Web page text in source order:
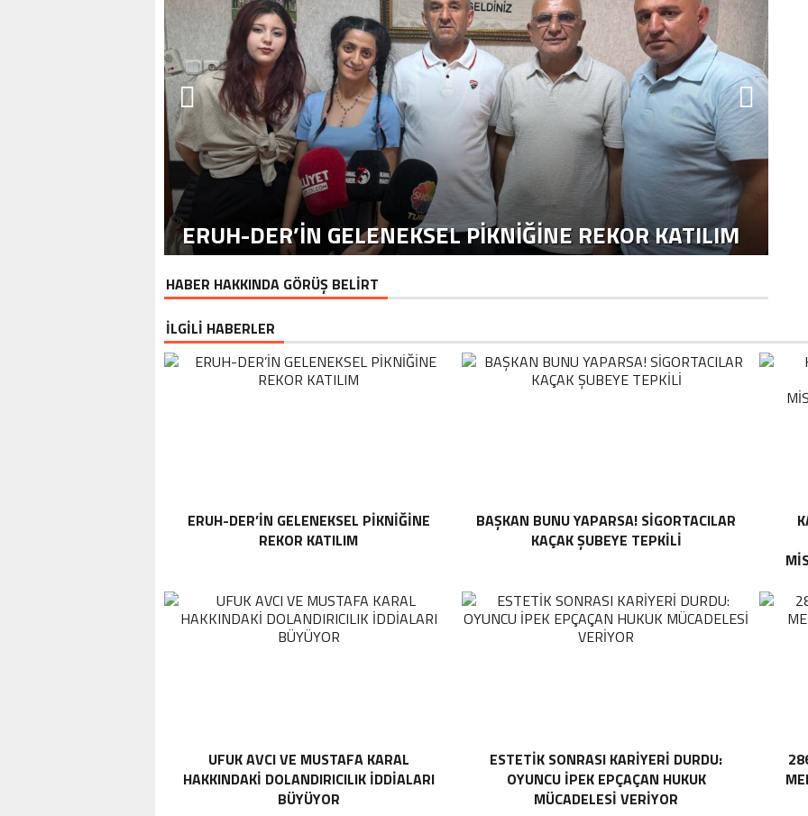
ERUH-DER’IN GELENEKSEL PIKNIĞINE REKOR KATILIM
HABER HAKKINDA GÖRÜŞ BELİRT
İLGİLİ HABERLER
ERUH-DER’IN GELENEKSEL PIKNIĞINE
REKOR KATILIM
BAŞKAN BUNU YAPARSA! SIGORTACILAR
KAÇAK ŞUBEYE TEPKILI
UFUK AVCI VE MUSTAFA KARAL
HAKKINDAKI DOLANDIRICILIK İDDIALARI
BÜYÜYOR
ESTETIK SONRASI KARIYERI DURDU:
OYUNCU İPEK EPÇAÇAN HUKUK
MÜCADELESI VERIYOR